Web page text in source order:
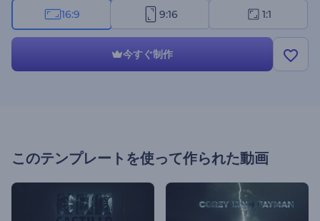
16:9 9:16 1:1
今すぐ制作
このテンプレートを使って作られた動画